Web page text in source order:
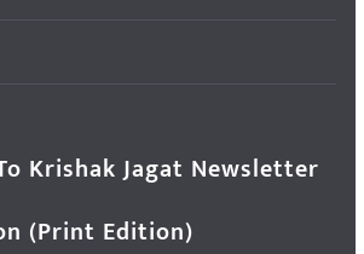
Krishak Jagat Newsletter
(Print Edition)